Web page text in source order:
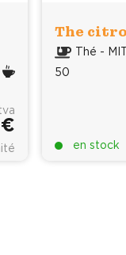
The
Thé -
50
en stock